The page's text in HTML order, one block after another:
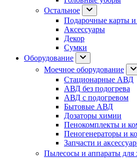
Остальное
Подарочные карты и
Аксессуары
Декор
Сумки
Оборудование
Моечное оборудование
Стационарные АВД
АВД без подогрева
АВД с подогревом
Бытовые АВД
Дозаторы химии
Пенокомплекты и
Пеногенераторы и
Запчасти и
Пылесосы и аппараты для